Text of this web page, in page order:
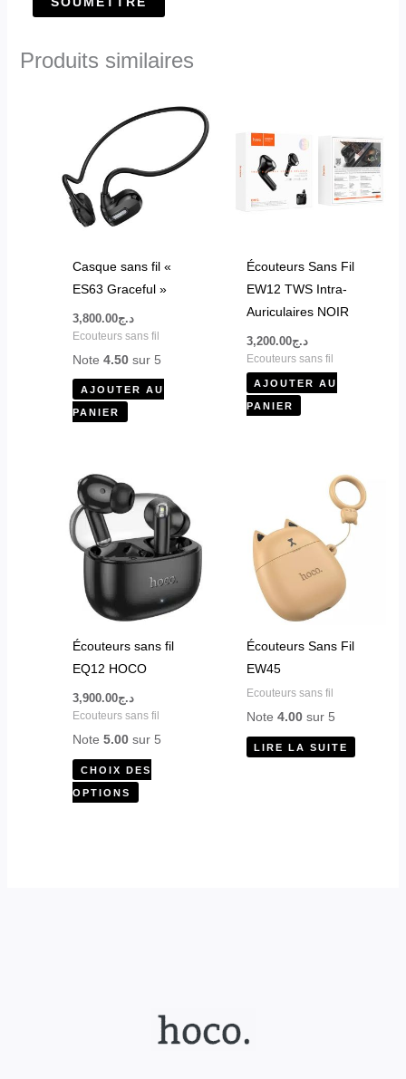
Produits similaires
Casque sans fil «
ES63 Graceful »
د.ج3,800.00
Ecouteurs sans fil
Note4.50 sur 5
AJOUTER AU
PANIER
Écouteurs Sans Fil
EW12 TWS Intra-
Auriculaires NOIR
د.ج3,200.00
Ecouteurs sans fil
AJOUTER AU
PANIER
Écouteurs sans fil
EQ12 HOCO
د.ج3,900.00
Ecouteurs sans fil
Note5.00 sur 5
CHOIX DES
OPTIONS
produit
plusieurs
Les
options
peuvent
être
du
Écouteurs Sans Fil
EW45
Ecouteurs sans fil
Note 4.00sur 5
LIRE LA SUITE